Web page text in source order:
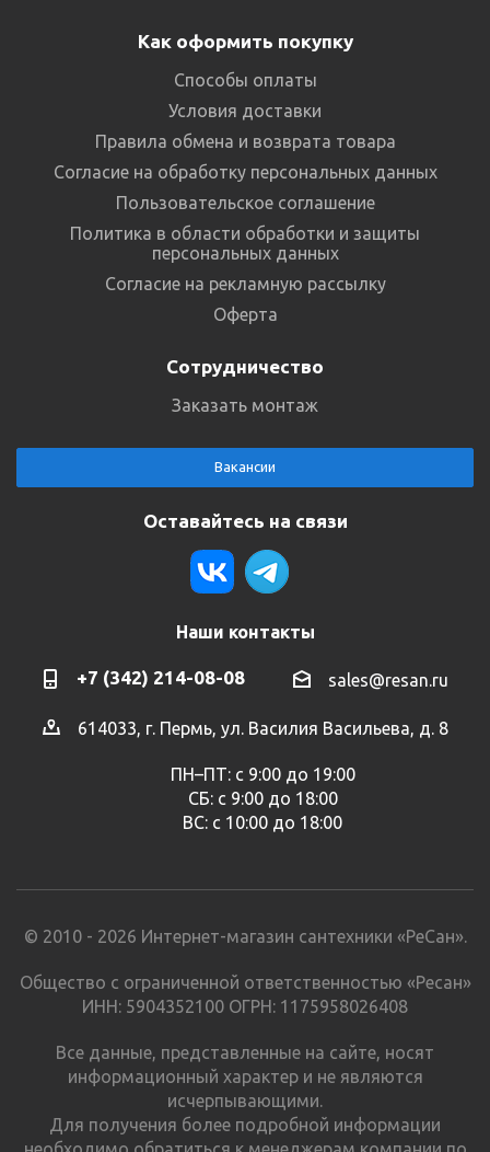
Как оформить покупку
Способы оплаты
Условия доставки
Правила обмена и возврата товара
Согласие на обработку персональных данных
Пользовательское соглашение
Политика в области обработки и защиты
персональных данных
Согласие на рекламную рассылку
Оферта
Сотрудничество
Заказать монтаж
Вакансии
Оставайтесь на связи
Наши контакты
+7 (342) 214-08-08 sales@resan.ru
614033, г. Пермь, ул. Василия Васильева, д. 8
ПН–ПТ: с 9:00 до 19:00
СБ: с 9:00 до 18:00
ВС: с 10:00 до 18:00
© 2010 - 2026 Интернет-магазин сантехники «РеСан».
Общество с ограниченной ответственностью «Ресан»
ИНН: 5904352100 ОГРН: 1175958026408
Все данные, представленные на сайте, носят
информационный характер и не являются
исчерпывающими.
Для получения более подробной информации